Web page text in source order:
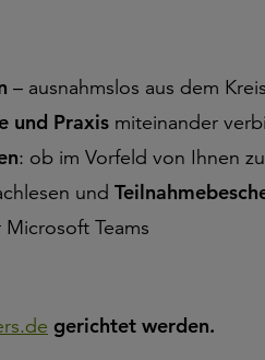
– ausnahmslos aus dem
und Praxis miteinander
: ob im Vorfeld von Ihnen
und
Microsoft Teams
gerichtet werden.